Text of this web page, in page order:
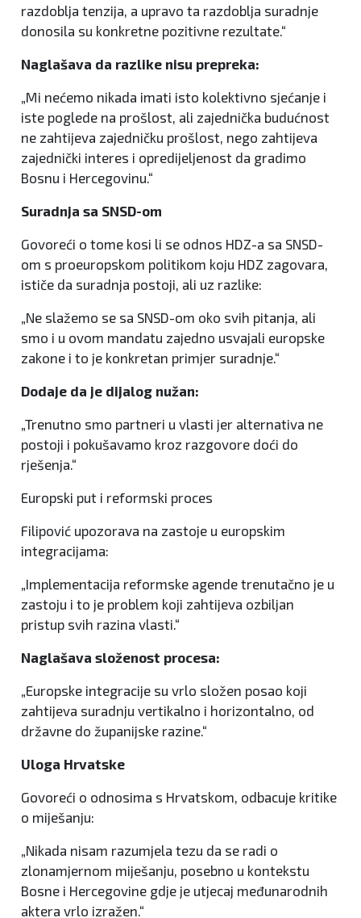
razdoblja tenzija, a upravo ta razdoblja suradnje
donosila su konkretne pozitivne rezultate.“
Naglašava da razlike nisu prepreka:
„Mi nećemo nikada imati isto kolektivno sjećanje i
iste poglede na prošlost, ali zajednička budućnost
ne zahtijeva zajedničku prošlost, nego zahtijeva
zajednički interes i opredijeljenost da gradimo
Bosnu i Hercegovinu.“
Suradnja sa SNSD-om
Govoreći o tome kosi li se odnos HDZ-a sa SNSD-
om s proeuropskom politikom koju HDZ zagovara,
ističe da suradnja postoji, ali uz razlike:
„Ne slažemo se sa SNSD-om oko svih pitanja, ali
smo i u ovom mandatu zajedno usvajali europske
zakone i to je konkretan primjer suradnje.“
Dodaje da je dijalog nužan:
„Trenutno smo partneri u vlasti jer alternativa ne
postoji i pokušavamo kroz razgovore doći do
rješenja.“
Europski put i reformski proces
Filipović upozorava na zastoje u europskim
integracijama:
„Implementacija reformske agende trenutačno je u
zastoju i to je problem koji zahtijeva ozbiljan
pristup svih razina vlasti.“
Naglašava složenost procesa:
„Europske integracije su vrlo složen posao koji
zahtijeva suradnju vertikalno i horizontalno, od
državne do županijske razine.“
Uloga Hrvatske
Govoreći o odnosima s Hrvatskom, odbacuje kritike
o miješanju:
„Nikada nisam razumjela tezu da se radi o
zlonamjernom miješanju, posebno u kontekstu
Bosne i Hercegovine gdje je utjecaj međunarodnih
aktera vrlo izražen.“